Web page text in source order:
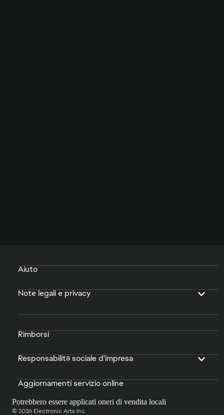
Aiuto
Note legali e privacy
Rimborsi
Responsabilità sociale d'impresa
Aggiornamenti servizio online
Potrebbero essere applicati oneri di vendita locali
© 2026 Electronic Arts Inc.